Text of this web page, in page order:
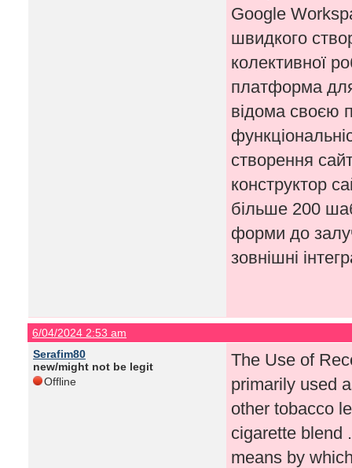
Google
швидкого
колективної
платформа
відома своєю
створення
конструктор
більше 200
форми до
зовнішні
6/04/2024 2:53 am
Serafim80
new/might not be legit
Offline
The Use of
primarily used
other tobacco
cigarette blend
means by